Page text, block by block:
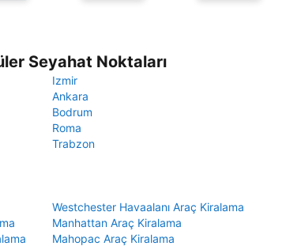
Seyahat Noktaları
Izmir
Ankara
Bodrum
Roma
Trabzon
Westchester Havaalanı Araç Kiralama
Manhattan Araç Kiralama
Mahopac Araç Kiralama